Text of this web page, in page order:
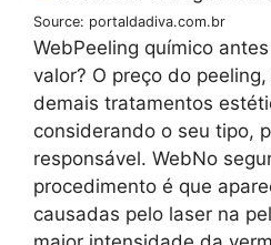
Source: portaldadiva.com.br
WebPeeling químico
valor? O preço do
demais tratamentos
considerando o seu tipo,
responsável. WebNo
procedimento é que
causadas pelo laser na